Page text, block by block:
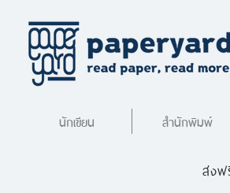
นักเขียน สำนักพิมพ์
ส่งฟ